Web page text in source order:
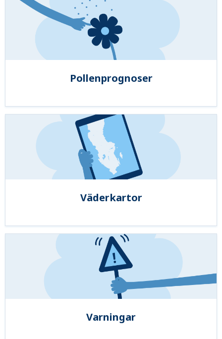
Pollenprognoser
Väderkartor
Varningar